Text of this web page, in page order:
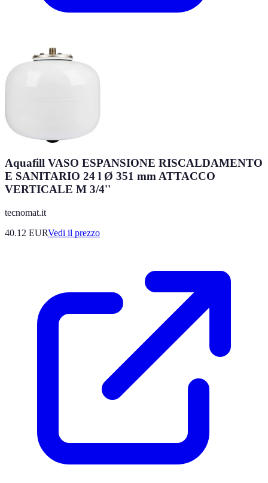
Aquafill VASO ESPANSIONE RISCALDAMENTO
E SANITARIO 24 l Ø 351 mm ATTACCO
VERTICALE M 3/4''
tecnomat.it
40.12 EURVedi il prezzo